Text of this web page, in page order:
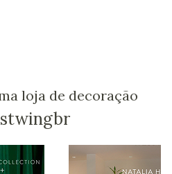
loja de decoração